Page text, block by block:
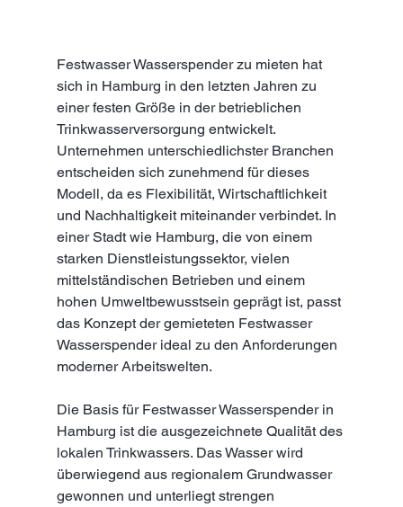
Festwasser Wasserspender zu mieten hat
sich in Hamburg in den letzten Jahren zu
einer festen Größe in der betrieblichen
Trinkwasserversorgung entwickelt.
Unternehmen unterschiedlichster Branchen
entscheiden sich zunehmend für dieses
Modell, da es Flexibilität, Wirtschaftlichkeit
und Nachhaltigkeit miteinander verbindet. In
einer Stadt wie Hamburg, die von einem
starken Dienstleistungssektor, vielen
mittelständischen Betrieben und einem
hohen Umweltbewusstsein geprägt ist, passt
das Konzept der gemieteten Festwasser
Wasserspender ideal zu den Anforderungen
moderner Arbeitswelten.
Die Basis für Festwasser Wasserspender in
Hamburg ist die ausgezeichnete Qualität des
lokalen Trinkwassers. Das Wasser wird
überwiegend aus regionalem Grundwasser
gewonnen und unterliegt strengen